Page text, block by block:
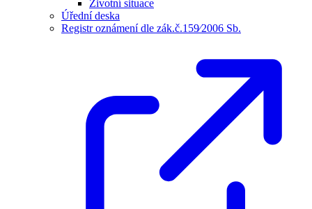
Životní situace
Úřední deska
Registr oznámení dle zák.č.159⁄2006 Sb.